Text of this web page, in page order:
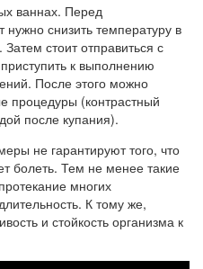
ваннах. Перед
снизить температуру в
стоит отправиться с
к выполнению
После этого можно
процедуры (контрастный
после купания).
не гарантируют того, что
болеть. Тем не менее такие
многих
К тому же,
и стойкость организма к